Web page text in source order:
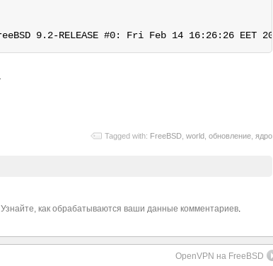
Tagged with: FreeBSD world обновление ядро
Узнайте, как обрабатываются ваши данные комментариев.
OpenVPN на FreeBSD